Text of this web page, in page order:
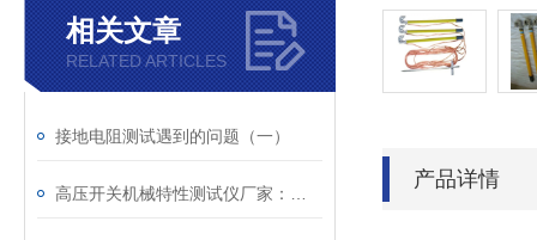
相关文章
RELATED ARTICLES
接地电阻测试遇到的问题（一）
产品详情